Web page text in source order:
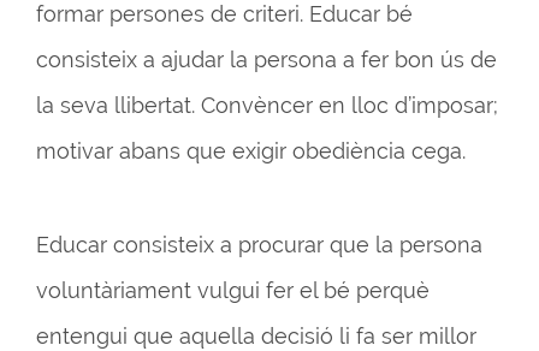
formar persones de criteri. Educar bé
consisteix a ajudar la persona a fer bon ús de
la seva llibertat. Convèncer en lloc d’imposar;
motivar abans que exigir obediència cega.
Educar consisteix a procurar que la persona
voluntàriament vulgui fer el bé perquè
entengui que aquella decisió li fa ser millor